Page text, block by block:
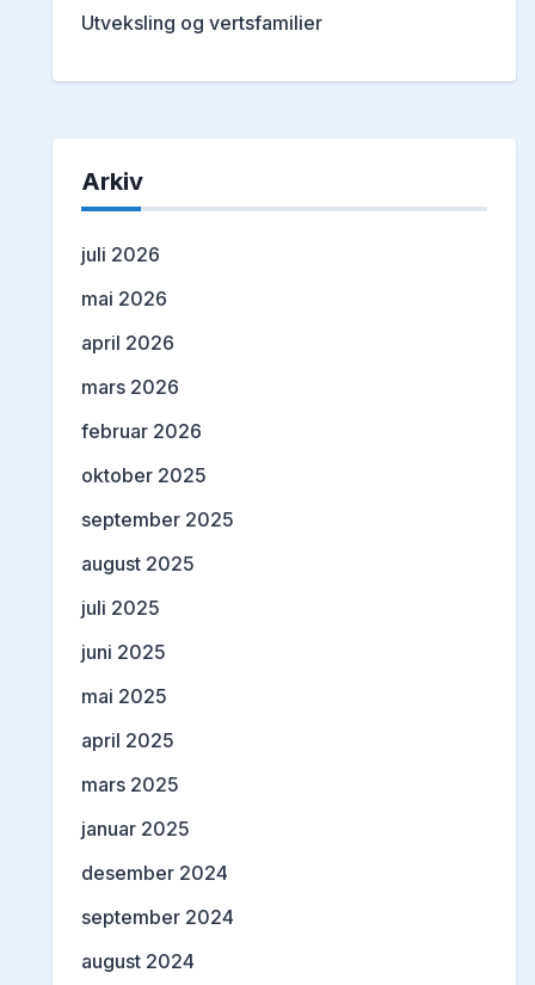
Utveksling og vertsfamilier
Arkiv
juli 2026
mai 2026
april 2026
mars 2026
februar 2026
oktober 2025
september 2025
august 2025
juli 2025
juni 2025
mai 2025
april 2025
mars 2025
januar 2025
desember 2024
september 2024
august 2024